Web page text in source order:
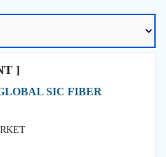
]
SIC FIBER